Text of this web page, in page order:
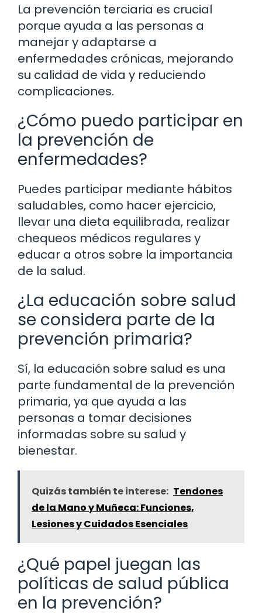
La prevención terciaria es crucial
porque ayuda a las personas a
manejar y adaptarse a
enfermedades crónicas, mejorando
su calidad de vida y reduciendo
complicaciones.
¿Cómo puedo participar en
la prevención de
enfermedades?
Puedes participar mediante hábitos
saludables, como hacer ejercicio,
llevar una dieta equilibrada, realizar
chequeos médicos regulares y
educar a otros sobre la importancia
de la salud.
¿La educación sobre salud
se considera parte de la
prevención primaria?
Sí, la educación sobre salud es una
parte fundamental de la prevención
primaria, ya que ayuda a las
personas a tomar decisiones
informadas sobre su salud y
bienestar.
Quizás también te interese: Tendones
de la Mano y Muñeca: Funciones,
Lesiones y Cuidados Esenciales
¿Qué papel juegan las
políticas de salud pública
en la prevención?